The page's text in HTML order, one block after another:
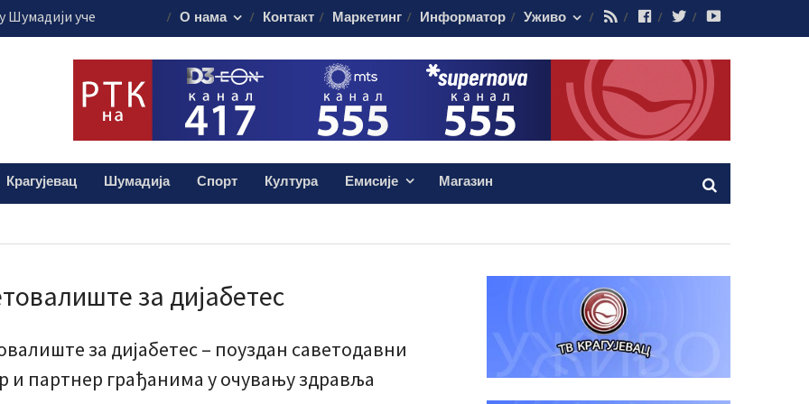
уче
пестициде
путује на
евра
доктору Кости
дроге:
мушкарац (38)
О нама Контакт Маркетинг Информатор Уживо RSS FacebookTwitter
Крагујевац Шумадија Спорт Култура Емисије Магазин
за дијабетес
за дијабетес – поуздан саветодавни
и партнер грађанима у очувању здравља